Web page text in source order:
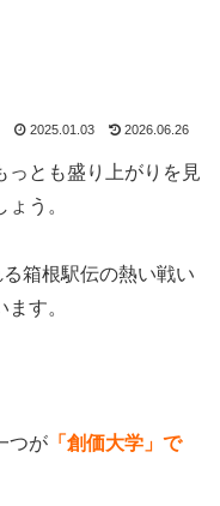
2025.01.03 2026.06.26
っとも盛り上がりを見
ょう。
箱根駅伝の熱い戦い
す。
つが 「創価大学」で